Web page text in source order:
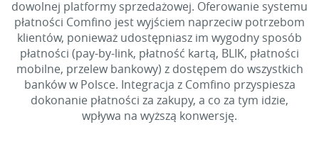
dowolnej platformy sprzedażowej. Oferowanie systemu
płatności Comfino jest wyjściem naprzeciw potrzebom
klientów, ponieważ udostępniasz im wygodny sposób
płatności (pay-by-link, płatność kartą, BLIK, płatności
mobilne, przelew bankowy) z dostępem do wszystkich
banków w Polsce. Integracja z Comfino przyspiesza
dokonanie płatności za zakupy, a co za tym idzie,
wpływa na wyższą konwersję.